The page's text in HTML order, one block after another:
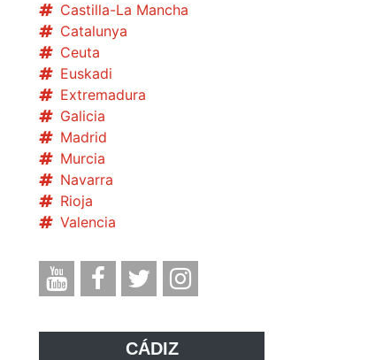
Castilla-La Mancha
Catalunya
Ceuta
Euskadi
Extremadura
Galicia
Madrid
Murcia
Navarra
Rioja
Valencia
CÁDIZ